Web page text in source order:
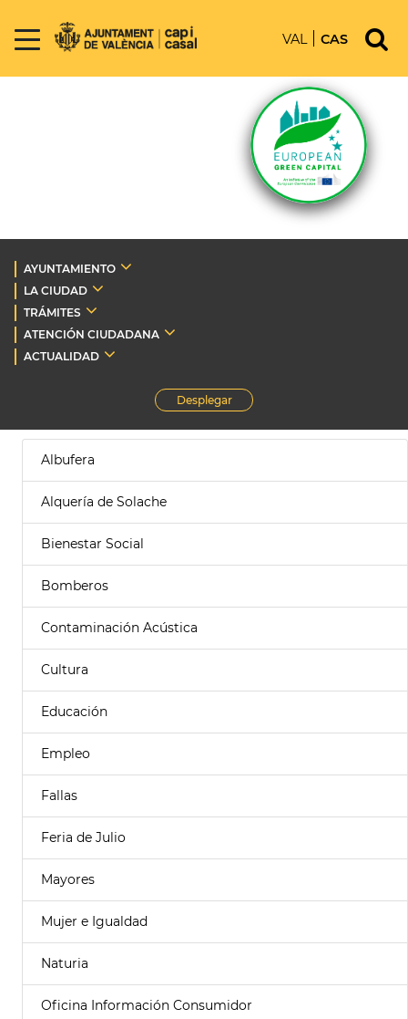
VAL CAS
AYUNTAMIENTO
LA CIUDAD
TRÁMITES
ATENCIÓN CIUDADANA
ACTUALIDAD
Desplegar
Albufera
Alquería de Solache
Bienestar Social
Bomberos
Contaminación Acústica
Cultura
Educación
Empleo
Fallas
Feria de Julio
Mayores
Mujer e Igualdad
Naturia
Oficina Información Consumidor